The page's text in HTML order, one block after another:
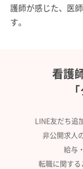
護師が感じた、医
す。
看護
LINE友だち追
非公開求人
給与
転職に関する